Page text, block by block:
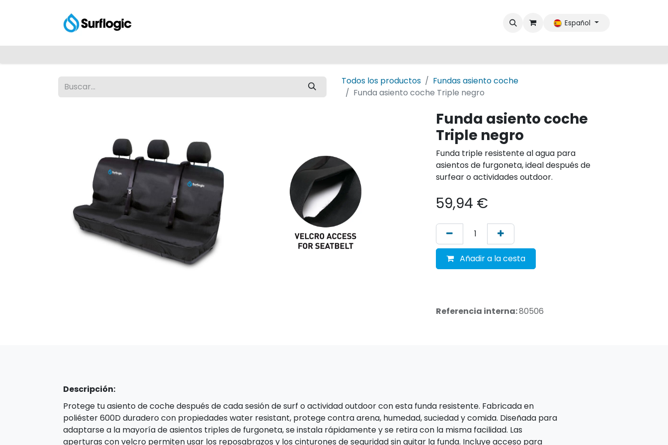
Español
Todos los productos
Fundas asiento coche
Funda asiento coche Triple negro
Funda asiento coche
Triple negro
Funda triple resistente al agua para
asientos de furgoneta, ideal después de
surfear o actividades outdoor.
59,94 €
Añadir a la cesta
Referencia interna:80506
Descripción:
Protege tu asiento de coche después de cada sesión de surf o actividad outdoor con esta funda resistente. Fabricada en
poliéster 600D duradero con propiedades water resistant, protege contra arena, humedad, suciedad y comida. Diseñada para
adaptarse a la mayoría de asientos triples de furgoneta, se instala rápidamente y se retira con la misma facilidad. Las
aperturas con velcro permiten usar los reposabrazos y los cinturones de seguridad sin quitar la funda. Incluye acceso para